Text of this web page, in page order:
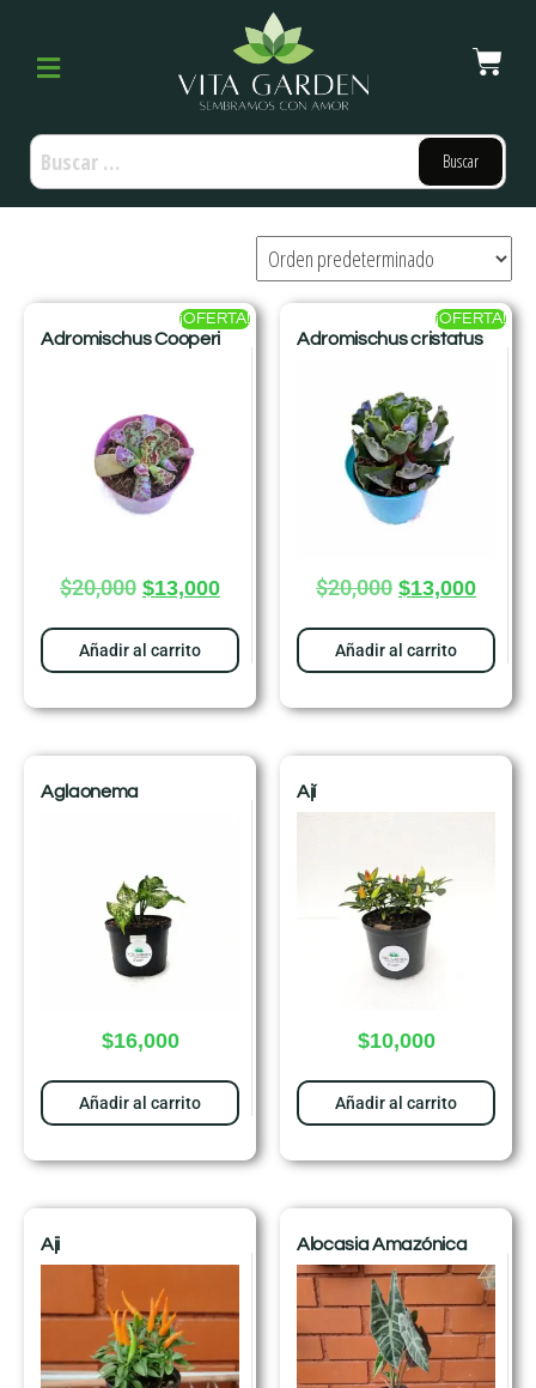
Adromischus Cooperi
¡OFERTA!
$20,000 $13,000
Añadir al carrito
Adromischus cristatus
¡OFERTA!
$20,000 $13,000
Añadir al carrito
Aglaonema
$16,000
Añadir al carrito
Ají
$10,000
Añadir al carrito
Aji Alocasia Amazónica